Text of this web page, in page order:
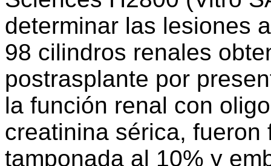
determinar las lesiones
98 cilindros renales
postrasplante por
la función renal con
creatinina sérica, fueron
tamponada al 10% y